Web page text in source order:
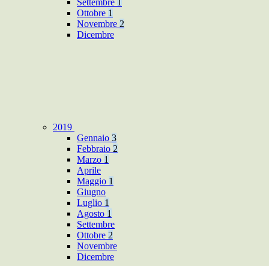
Settembre
Ottobre 1
Novembre 2
Dicembre
2019
Gennaio 3
Febbraio 2
Marzo 1
Aprile
Maggio 1
Giugno
Luglio 1
Agosto 1
Settembre
Ottobre 2
Novembre
Dicembre